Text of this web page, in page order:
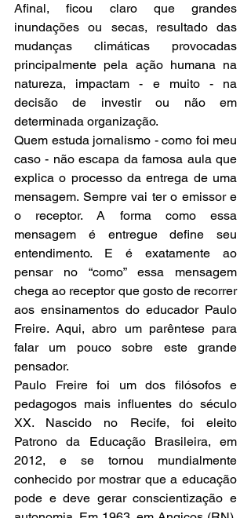
Afinal, ficou claro que grandes
inundações ou secas, resultado das
mudanças climáticas provocadas
principalmente pela ação humana na
natureza, impactam - e muito - na
decisão de investir ou não em
determinada organização.
Quem estuda jornalismo - como foi meu
caso - não escapa da famosa aula que
explica o processo da entrega de uma
mensagem. Sempre vai ter o emissor e
o receptor. A forma como essa
mensagem é entregue define seu
entendimento. E é exatamente ao
pensar no “como” essa mensagem
chega ao receptor que gosto de recorrer
aos ensinamentos do educador Paulo
Freire. Aqui, abro um parêntese para
falar um pouco sobre este grande
pensador.
Paulo Freire foi um dos filósofos e
pedagogos mais influentes do século
XX. Nascido no Recife, foi eleito
Patrono da Educação Brasileira, em
2012, e se tornou mundialmente
conhecido por mostrar que a educação
pode e deve gerar conscientização e